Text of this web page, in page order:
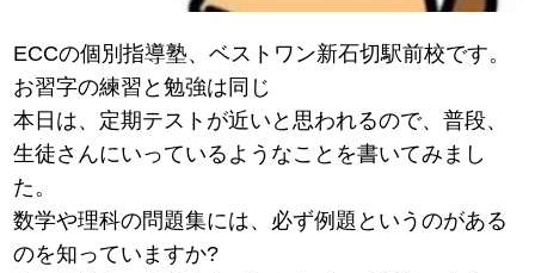
ECCの個別指導塾、ベストワン新石切駅前校です。
お習字の練習と勉強は同じ
本日は、定期テストが近いと思われるので、普段、
生徒さんにいっているようなことを書いてみまし
た。
数学や理科の問題集には、必ず例題というのがある
のを知っていますか?